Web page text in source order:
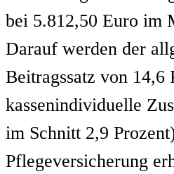
bei 5.812,50 Euro im
Darauf werden der
Beitragssatz von 14,6
kassenindividuelle
im Schnitt 2,9
Pflegeversicherung